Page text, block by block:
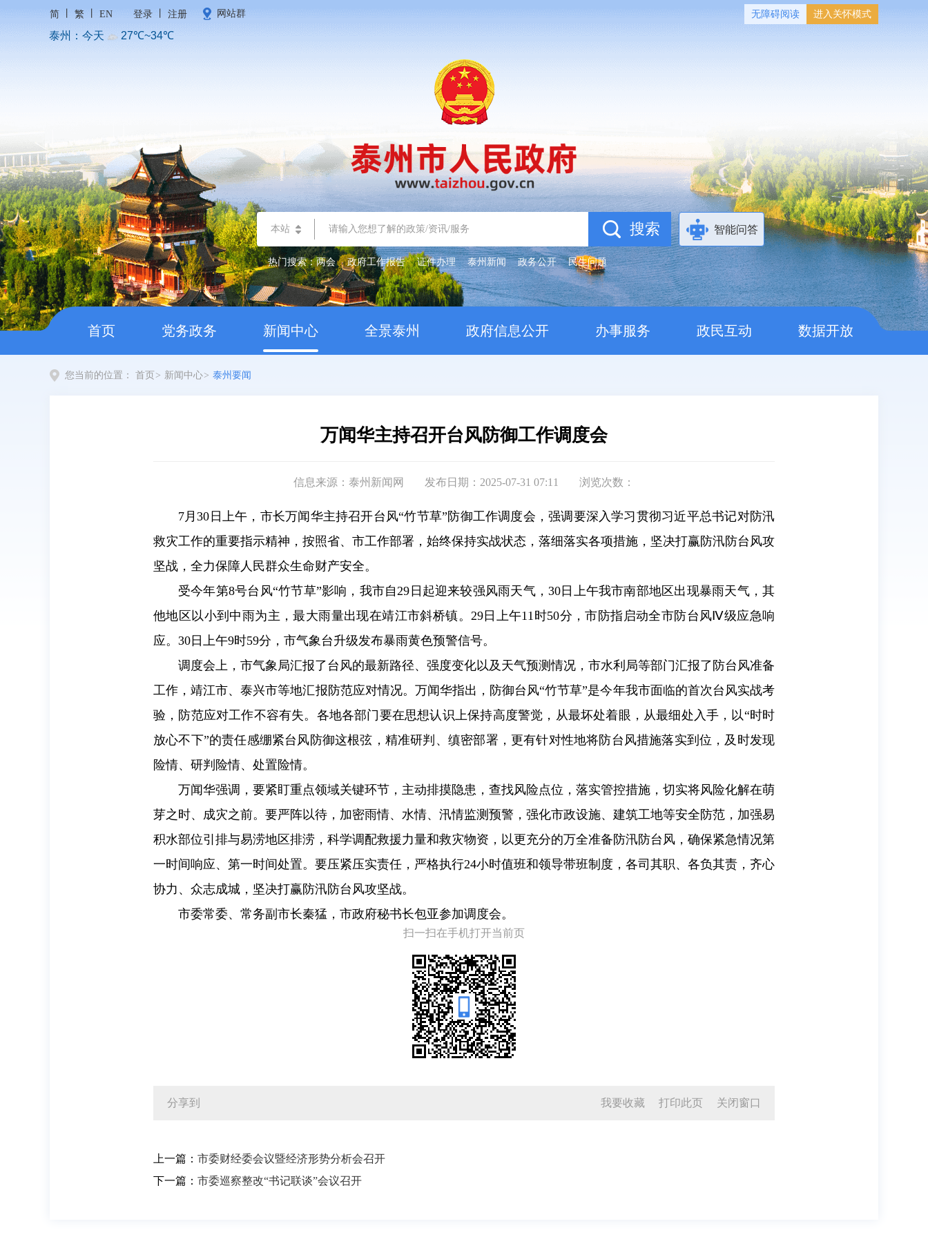
简 繁 EN 登录 注册 网站群 无障碍阅读 进入关怀模式
本站 智能问答
热门搜索：两会 政府工作报告 证件办理 泰州新闻 政务公开 民生问题
首页 党务政务 新闻中心 全景泰州 政府信息公开 办事服务 政民互动 数据开放
您当前的位置： 首页 > 新闻中心> 泰州要闻
万闻华主持召开台风防御工作调度会
信息来源：泰州新闻网 发布日期：2025-07-31 07:11 浏览次数：
7月30日上午，市长万闻华主持召开台风“竹节草”防御工作调度会，强调要深入学习贯彻习近平总书记对防汛
救灾工作的重要指示精神，按照省、市工作部署，始终保持实战状态，落细落实各项措施，坚决打赢防汛防台风攻
坚战，全力保障人民群众生命财产安全。
受今年第8号台风“竹节草”影响，我市自29日起迎来较强风雨天气，30日上午我市南部地区出现暴雨天气，其
他地区以小到中雨为主，最大雨量出现在靖江市斜桥镇。29日上午11时50分，市防指启动全市防台风Ⅳ级应急响
应。30日上午9时59分，市气象台升级发布暴雨黄色预警信号。
调度会上，市气象局汇报了台风的最新路径、强度变化以及天气预测情况，市水利局等部门汇报了防台风准备
工作，靖江市、泰兴市等地汇报防范应对情况。万闻华指出，防御台风“竹节草”是今年我市面临的首次台风实战考
验，防范应对工作不容有失。各地各部门要在思想认识上保持高度警觉，从最坏处着眼，从最细处入手，以“时时
放心不下”的责任感绷紧台风防御这根弦，精准研判、缜密部署，更有针对性地将防台风措施落实到位，及时发现
险情、研判险情、处置险情。
万闻华强调，要紧盯重点领域关键环节，主动排摸隐患，查找风险点位，落实管控措施，切实将风险化解在萌
芽之时、成灾之前。要严阵以待，加密雨情、水情、汛情监测预警，强化市政设施、建筑工地等安全防范，加强易
积水部位引排与易涝地区排涝，科学调配救援力量和救灾物资，以更充分的万全准备防汛防台风，确保紧急情况第
一时间响应、第一时间处置。要压紧压实责任，严格执行24小时值班和领导带班制度，各司其职、各负其责，齐心
协力、众志成城，坚决打赢防汛防台风攻坚战。
市委常委、常务副市长秦猛，市政府秘书长包亚参加调度会。
扫一扫在手机打开当前页
分享到 我要收藏 打印此页 关闭窗口
上一篇： 市委财经委会议暨经济形势分析会召开
下一篇： 市委巡察整改“书记联谈”会议召开